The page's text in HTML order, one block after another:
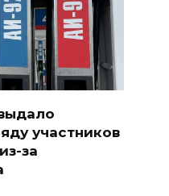
участников
за